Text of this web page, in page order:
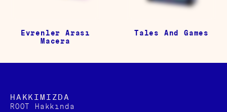
Evrenler Arası
Macera
Tales And Games
HAKKIMIZDA
ROOT Hakkında